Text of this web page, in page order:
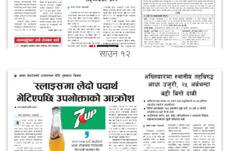
साउन १२